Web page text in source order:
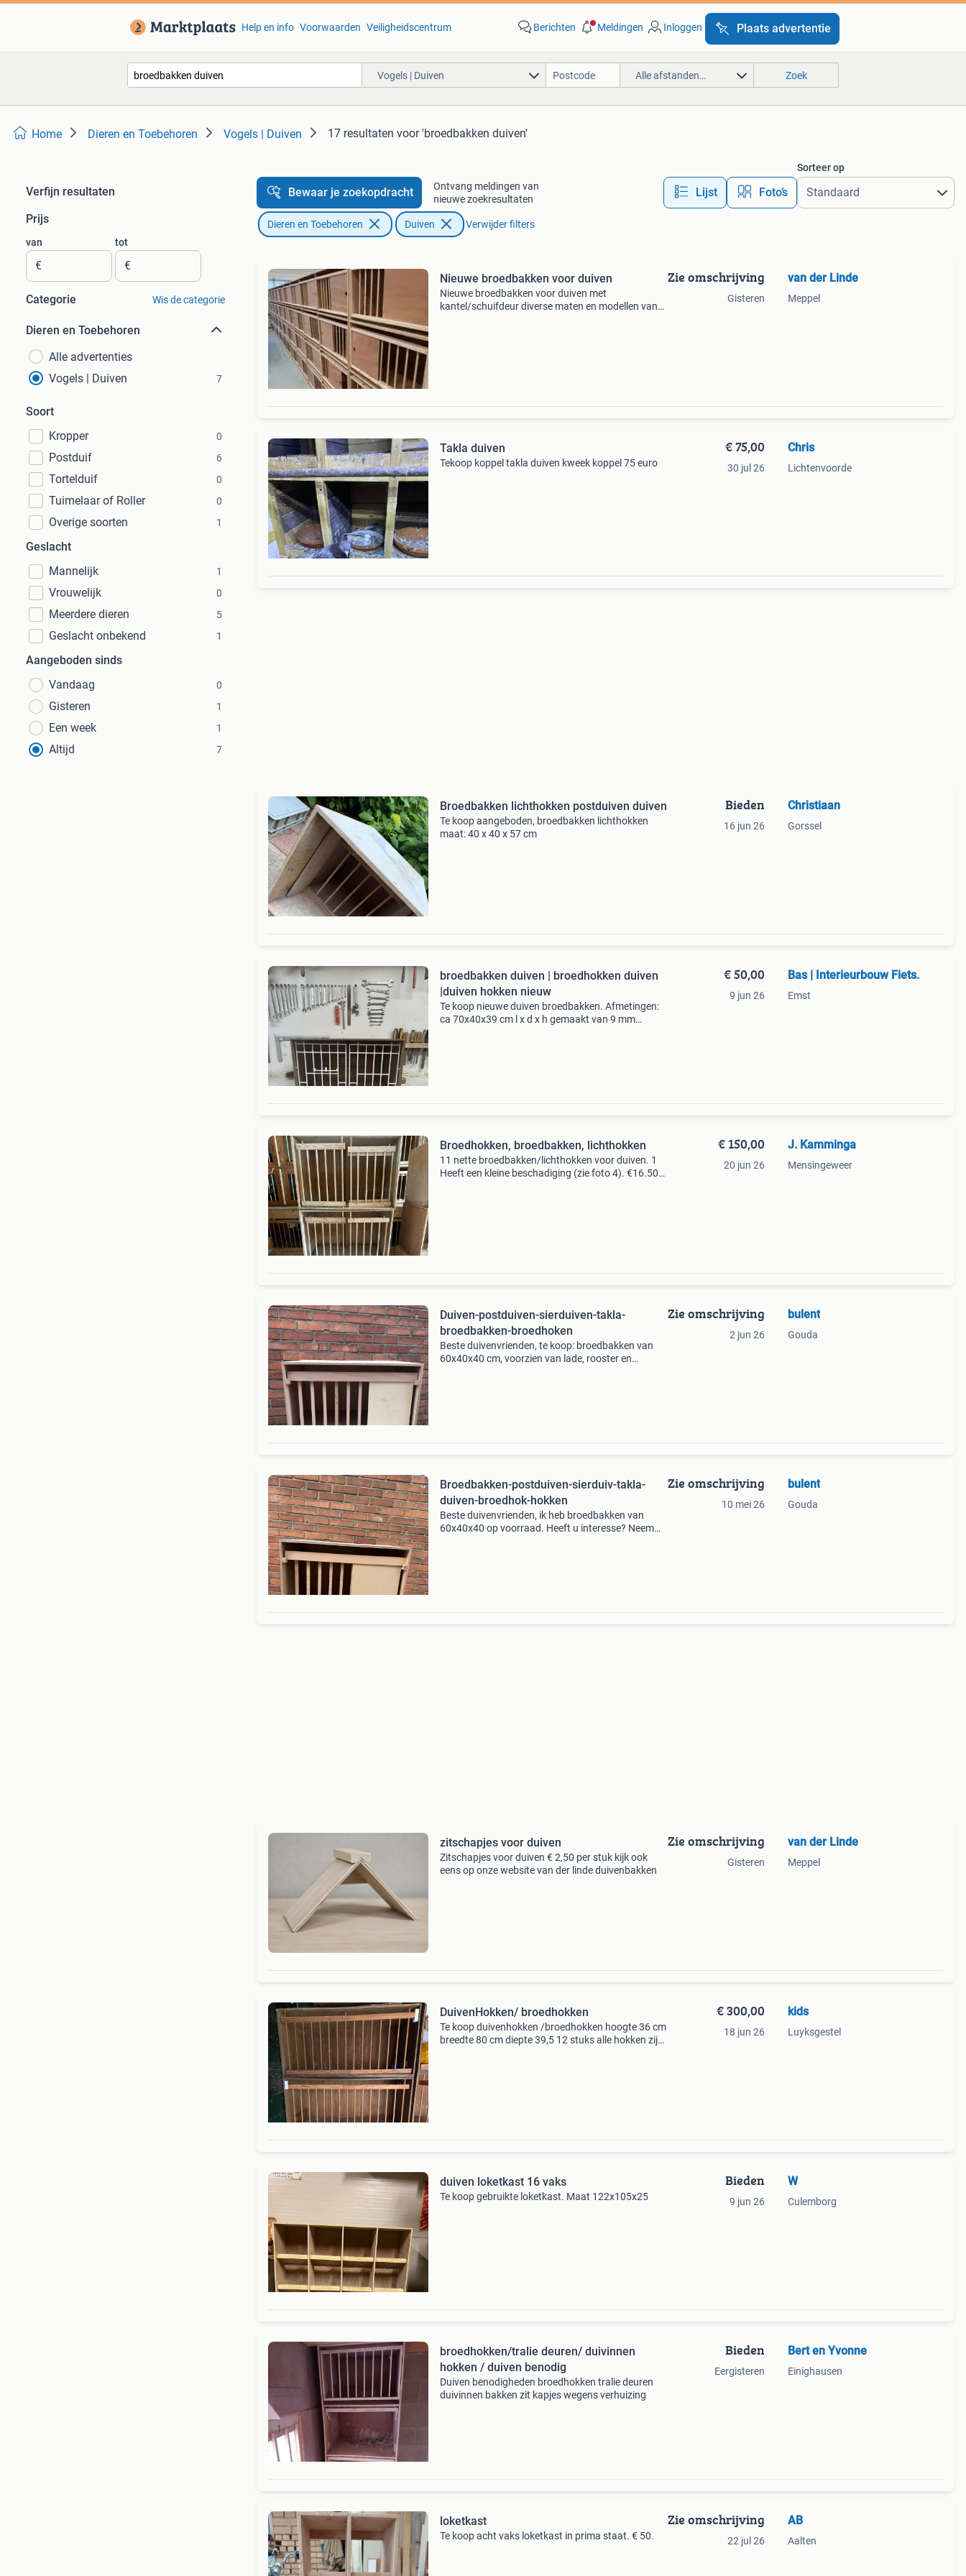
Help en info Voorwaarden Veiligheidscentrum Berichten Meldingen Inloggen Plaats advertentie
Vogels | Duiven Alle afstanden… Zoek
Home Dieren en Toebehoren Vogels | Duiven 17 resultaten voor 'broedbakken duiven'
Verfijn resultaten
Prijs
van
€
tot
€
Categorie Wis de categorie
Dieren en Toebehoren
Alle advertenties
Vogels | Duiven
7
Soort
Kropper
0
Postduif 6
Tortelduif 0
Tuimelaar of Roller 0
Overige soorten 1
Geslacht
Mannelijk
1
Vrouwelijk 0
Meerdere dieren 5
Geslacht onbekend 1
Aangeboden sinds
Vandaag
0
Gisteren 1
Een week 1
Altijd 7
Bewaar je zoekopdracht
Ontvang meldingen van
nieuwe zoekresultaten
Lijst Foto’s
Sorteer op
Dieren en Toebehoren Duiven Verwijder filters
Nieuwe broedbakken voor duiven
Nieuwe broedbakken voor duiven met
kantel/schuifdeur diverse maten en modellen vanaf
Zie omschrijving
Gisteren
van der Linde
Meppel
Takla duiven
Tekoop koppel takla duiven kweek koppel 75 euro
€ 75,00
30 jul 26
Chris
Lichtenvoorde
Broedbakken lichthokken postduiven duiven
Te koop aangeboden, broedbakken lichthokken
maat: 40 x 40 x 57 cm
Bieden
16 jun 26
Christiaan
Gorssel
broedbakken duiven | broedhokken duiven
|duiven hokken nieuw
Te koop nieuwe duiven broedbakken. Afmetingen:
ca 70x40x39 cm l x d x h gemaakt van 9 mm
€ 50,00
9 jun 26
Bas | Interieurbouw Fiets.
Emst
Broedhokken, broedbakken, lichthokken
11 nette broedbakken/lichthokken voor duiven. 1
Heeft een kleine beschadiging (zie foto 4). €16.50
€ 150,00
20 jun 26
J. Kamminga
Mensingeweer
Duiven-postduiven-sierduiven-takla-
broedbakken-broedhoken
Beste duivenvrienden, te koop: broedbakken van
60x40x40 cm, voorzien van lade, rooster en
Zie omschrijving
2 jun 26
bulent
Gouda
Broedbakken-postduiven-sierduiv-takla-
duiven-broedhok-hokken
Beste duivenvrienden, ik heb broedbakken van
60x40x40 op voorraad. Heeft u interesse? Neem
Zie omschrijving
10 mei 26
bulent
Gouda
zitschapjes voor duiven
Zitschapjes voor duiven € 2,50 per stuk kijk ook
eens op onze website van der linde duivenbakken
Zie omschrijving
Gisteren
van der Linde
Meppel
DuivenHokken/ broedhokken
Te koop duivenhokken /broedhokken hoogte 36 cm
breedte 80 cm diepte 39,5 12 stuks alle hokken zijn
€ 300,00
18 jun 26
kids
Luyksgestel
duiven loketkast 16 vaks
Te koop gebruikte loketkast. Maat 122x105x25
Bieden
9 jun 26
W
Culemborg
broedhokken/tralie deuren/ duivinnen
hokken / duiven benodig
Duiven benodigheden broedhokken tralie deuren
duivinnen bakken zit kapjes wegens verhuizing
Bieden
Eergisteren
Bert en Yvonne
Einighausen
loketkast
Te koop acht vaks loketkast in prima staat. € 50.
Zie omschrijving
22 jul 26
AB
Aalten